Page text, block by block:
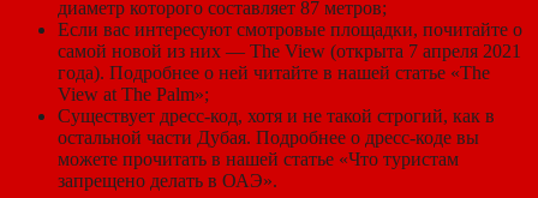
диаметр которого составляет 87 метров;
Если вас интересуют смотровые площадки, почитайте о
самой новой из них — The View (открыта 7 апреля 2021
года). Подробнее о ней читайте в нашей статье «The
View at The Palm»;
Существует дресс-код, хотя и не такой строгий, как в
остальной части Дубая. Подробнее о дресс-коде вы
можете прочитать в нашей статье «Что туристам
запрещено делать в ОАЭ».